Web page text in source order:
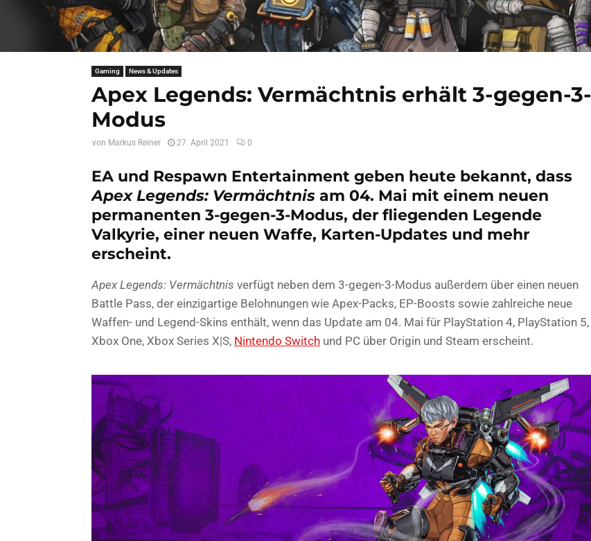
Gaming News & Updates
Apex Legends: Vermächtnis erhält 3-gegen-3-
Modus
von Markus Reiner 27. April 2021 0
EA und Respawn Entertainment geben heute bekannt, dass
Apex Legends: Vermächtnis am 04. Mai mit einem neuen
permanenten 3-gegen-3-Modus, der fliegenden Legende
Valkyrie, einer neuen Waffe, Karten-Updates und mehr
erscheint.
Apex Legends: Vermächtnis verfügt neben dem 3-gegen-3-Modus außerdem über einen neuen
Battle Pass, der einzigartige Belohnungen wie Apex-Packs, EP-Boosts sowie zahlreiche neue
Waffen- und Legend-Skins enthält, wenn das Update am 04. Mai für PlayStation 4, PlayStation 5,
Xbox One, Xbox Series X|S, Nintendo Switch und PC über Origin und Steam erscheint.